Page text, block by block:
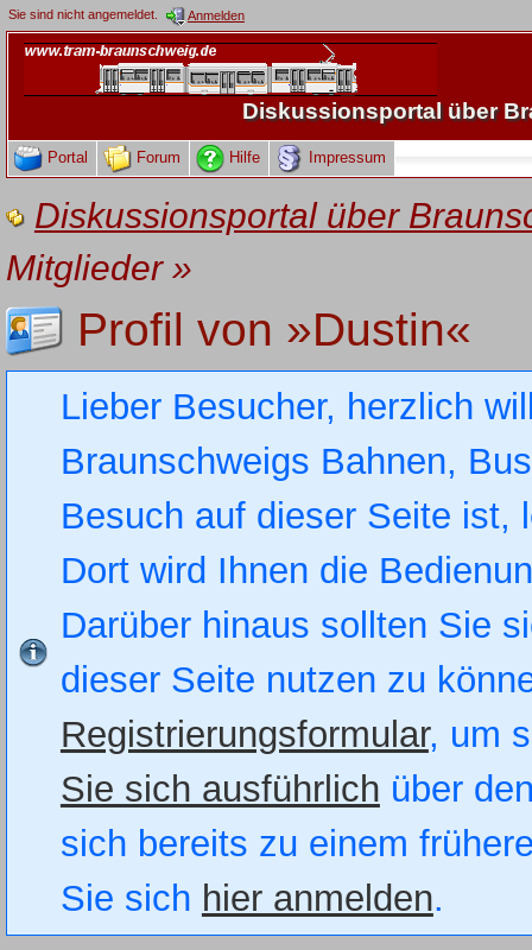
Sie sind nicht angemeldet. Anmelden
Diskussionsportal über
Portal Forum Hilfe Impressum
Diskussionsportal über
Mitglieder»
Profil von »Dustin«
Lieber Besucher, herzlich
Braunschweigs Bahnen,
Besuch auf dieser Seite
Dort wird Ihnen die
Darüber hinaus sollten Sie
dieser Seite nutzen zu
Registrierungsformular, um
Sie sich ausführlich über
sich bereits zu einem
Sie sich hier anmelden.